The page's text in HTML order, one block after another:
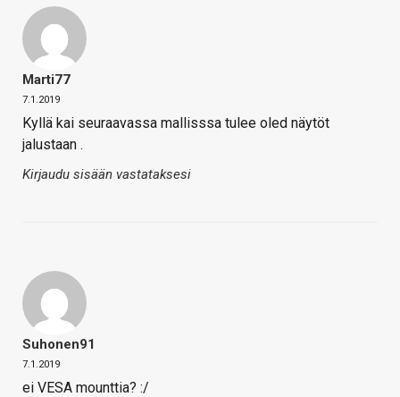
Marti77
7.1.2019
Kyllä kai seuraavassa mallisssa tulee oled näytöt
jalustaan .
Kirjaudu sisään vastataksesi
Suhonen91
7.1.2019
ei VESA mounttia? :/